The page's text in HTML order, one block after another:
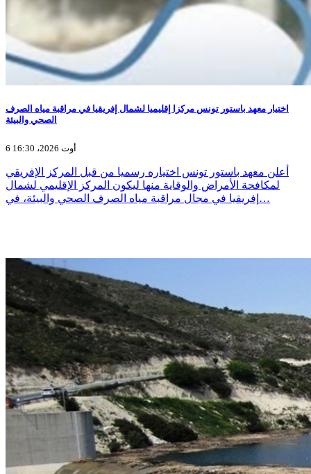
اختيار معهد باستور تونس مركزا إقليميا لشمال إفريقيا في مراقبة مياه الصرف
الصحي والبيئة
6 أوت 2026، 16:30
أعلن معهد باستور تونس اختياره رسميا من قبل المركز الإفريقي
لمكافحة الأمراض والوقاية منها ليكون المركز الإقليمي لشمال
إفريقيا في مجال مراقبة مياه الصرف الصحي والبيئة، في…